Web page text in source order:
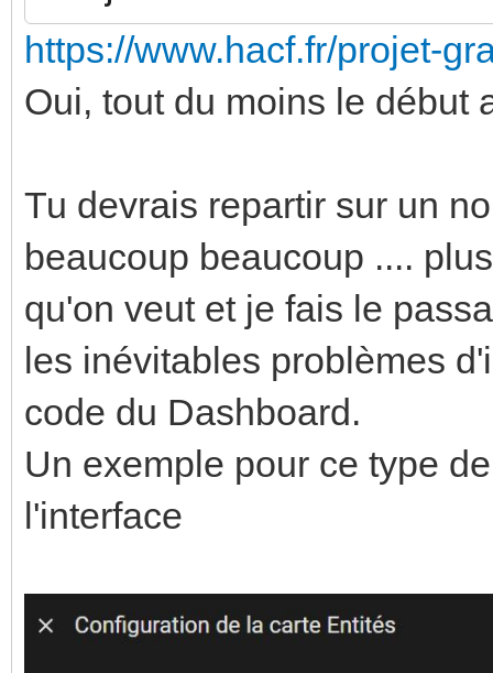
https://www.hacf.fr/projet-
Oui, tout du moins le début
Tu devrais repartir sur un
beaucoup beaucoup ....
qu'on veut et je fais le
les inévitables problèmes
code du Dashboard.
Un exemple pour ce type
l'interface